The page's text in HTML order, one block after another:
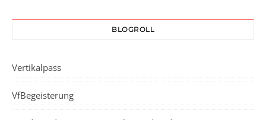
BLOGROLL
Vertikalpass
VfBegeisterung